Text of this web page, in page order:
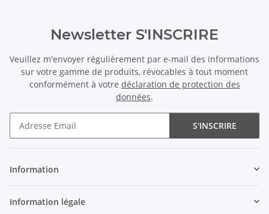
Newsletter S'INSCRIRE
Veuillez m'envoyer régulièrement par e-mail des informations
sur votre gamme de produits, révocables à tout moment
conformément à votre déclaration de protection des
données.
S'INSCRIRE
Information
Information légale